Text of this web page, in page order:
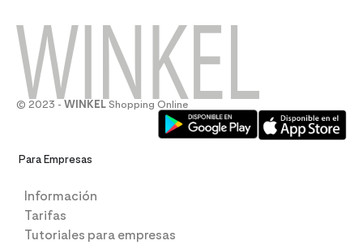
© 2023 - WINKEL Shopping Online
Para Empresas
Información
Tarifas
Tutoriales para empresas